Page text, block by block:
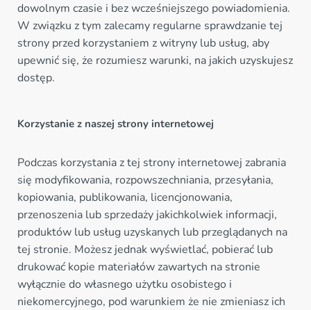
dowolnym czasie i bez wcześniejszego powiadomienia.
W związku z tym zalecamy regularne sprawdzanie tej
strony przed korzystaniem z witryny lub usług, aby
upewnić się, że rozumiesz warunki, na jakich uzyskujesz
dostęp.
Korzystanie z naszej strony internetowej
Podczas korzystania z tej strony internetowej zabrania
się modyfikowania, rozpowszechniania, przesyłania,
kopiowania, publikowania, licencjonowania,
przenoszenia lub sprzedaży jakichkolwiek informacji,
produktów lub usług uzyskanych lub przeglądanych na
tej stronie. Możesz jednak wyświetlać, pobierać lub
drukować kopie materiałów zawartych na stronie
wyłącznie do własnego użytku osobistego i
niekomercyjnego, pod warunkiem że nie zmieniasz ich